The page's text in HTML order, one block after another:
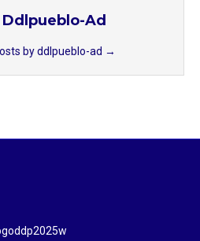
Ad
by ddlpueblo-ad →